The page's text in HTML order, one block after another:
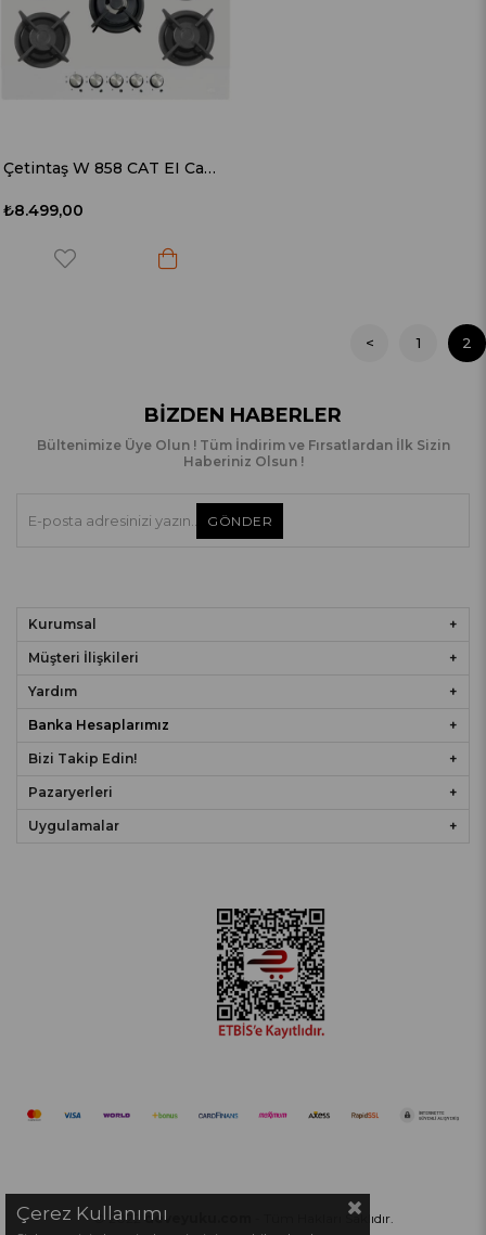
Çetintaş W 858 CAT EI Cam Ankastre Ocak
₺8.499,00
< 1 2
BIZDEN HABERLER
Bültenimize Üye Olun ! Tüm İndirim ve Fırsatlardan İlk Sizin
Haberiniz Olsun !
GÖNDER
Kurumsal
Müşteri İlişkileri
Yardım
Banka Hesaplarımız
Bizi Takip Edin!
Pazaryerleri
Uygulamalar
© 2022deveyuku.com - Tüm Hakları Saklıdır.
Çerez Kullanımı